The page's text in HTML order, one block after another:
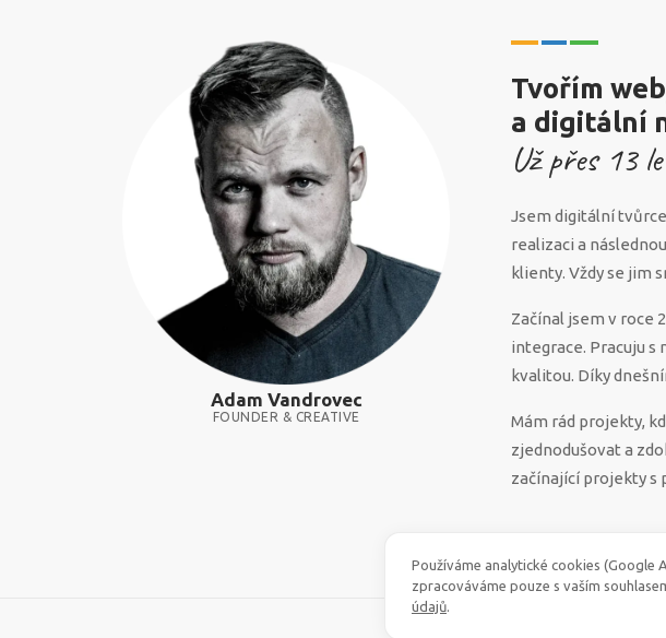
Adam Vandrovec
FOUNDER & CREATIVE
Tvořím
a digitální
Už přes 13
Jsem digitální
realizaci a
klienty. Vždy se jim
Začínal jsem v roce
integrace. Pracuju s
kvalitou. Díky
Mám rád projekty,
zjednodušovat a
začínající projekty s
Používáme analytické cookies (Google
zpracováváme pouze s vaším
údajů.